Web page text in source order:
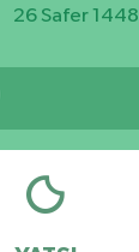
26 Safer 1448